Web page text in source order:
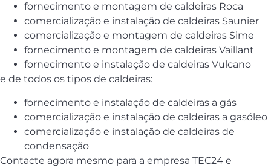
fornecimento e montagem de caldeiras Roca
comercialização e instalação de caldeiras Saunier
comercialização e montagem de caldeiras Sime
fornecimento e montagem de caldeiras Vaillant
fornecimento e instalação de caldeiras Vulcano
e de todos os tipos de caldeiras:
fornecimento e instalação de caldeiras a gás
comercialização e instalação de caldeiras a gasóleo
comercialização e instalação de caldeiras de
condensação
Contacte agora mesmo para a empresa TEC24 e